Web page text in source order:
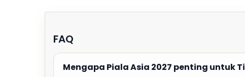
FAQ
Mengapa Piala Asia 2027 penting untuk